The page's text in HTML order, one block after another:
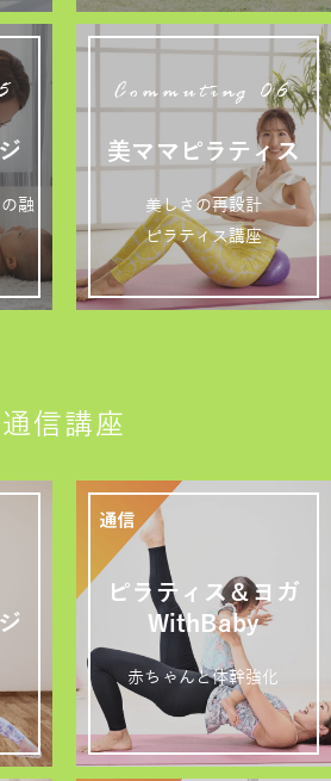
融
Commuting 06
美ママピラティス
美しさの再設計
ピラティス講座
通信講座
ピラティス＆ヨガ
WithBaby
赤ちゃんと体幹強化